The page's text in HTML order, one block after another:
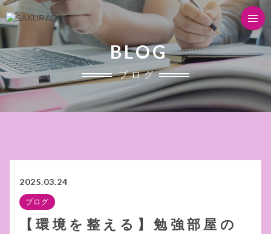
BLOG
ブログ
2025.03.24
ブログ
【環境を整える】勉強部屋の